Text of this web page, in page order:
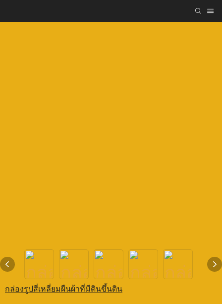
กล่องรูปสี่เหลี่ยมผืนผ้าที่มีดินขึ้นดิน